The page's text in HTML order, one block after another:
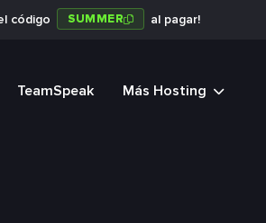
código SUMMER al pagar!
TeamSpeak Más Hosting